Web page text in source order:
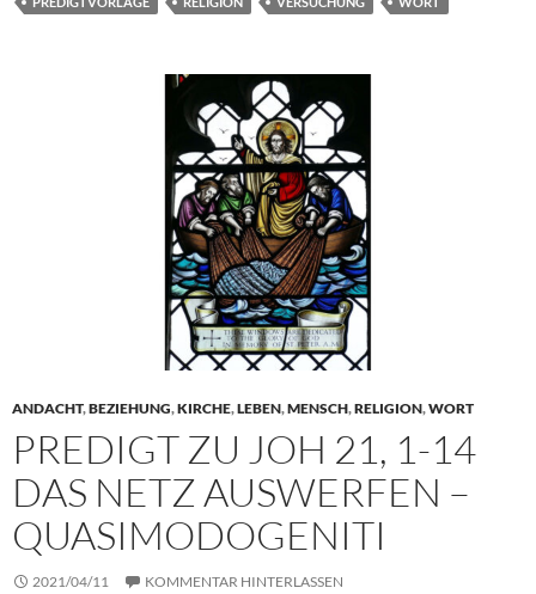
ANDACHT,BEZIEHUNG,KIRCHE,LEBEN,MENSCH,RELIGION,WORT
PREDIGT ZU JOH 21, 1-14
DAS NETZ AUSWERFEN –
QUASIMODOGENITI
2021/04/11 KOMMENTAR HINTERLASSEN